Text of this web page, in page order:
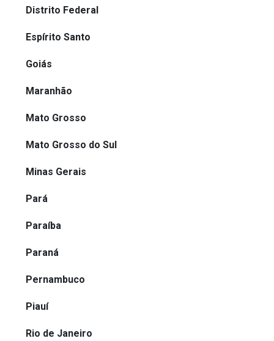
Distrito Federal
Espírito Santo
Goiás
Maranhão
Mato Grosso
Mato Grosso do Sul
Minas Gerais
Pará
Paraíba
Paraná
Pernambuco
Piauí
Rio de Janeiro